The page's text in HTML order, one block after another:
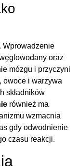
Wprowadzenie
oraz
mózgu i przyczyni
owoce i warzywa
składników
również ma
wzmacnia
gdy odwodnienie
czasu reakcji.